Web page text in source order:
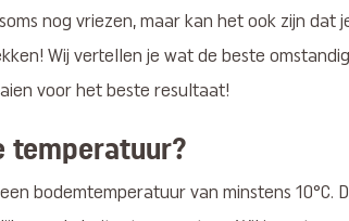
nog vriezen, maar kan het ook zijn dat
Wij vertellen je wat de beste
voor het beste resultaat!
temperatuur?
bodemtemperatuur van minstens 10°C.